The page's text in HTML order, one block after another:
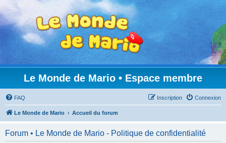
Le Monde de Mario • Espace membre
FAQ Connexion
Inscription
Le Monde de Mario Accueil du forum
Forum • Le Monde de Mario - Politique de confidentialité